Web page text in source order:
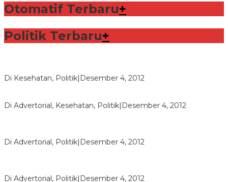
Otomatif Terbaru+
Politik Terbaru+
Di Kesehatan, Politik Desember 4, 2012
Di Advertorial, Kesehatan, Politik Desember 4, 2012
Di Advertorial, Politik Desember 4, 2012
Di Advertorial, Politik Desember 4, 2012